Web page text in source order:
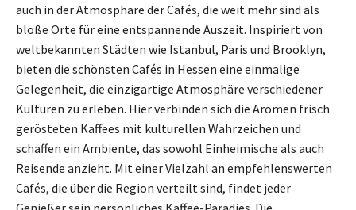
auch in der Atmosphäre der Cafés, die weit mehr sind als
bloße Orte für eine entspannende Auszeit. Inspiriert von
weltbekannten Städten wie Istanbul, Paris und Brooklyn,
bieten die schönsten Cafés in Hessen eine einmalige
Gelegenheit, die einzigartige Atmosphäre verschiedener
Kulturen zu erleben. Hier verbinden sich die Aromen frisch
gerösteten Kaffees mit kulturellen Wahrzeichen und
schaffen ein Ambiente, das sowohl Einheimische als auch
Reisende anzieht. Mit einer Vielzahl an empfehlenswerten
Cafés, die über die Region verteilt sind, findet jeder